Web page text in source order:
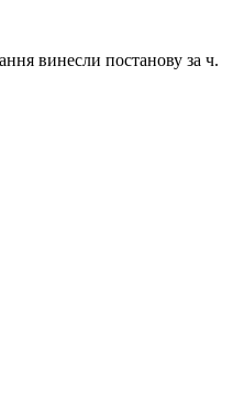
винесли постанову за ч.